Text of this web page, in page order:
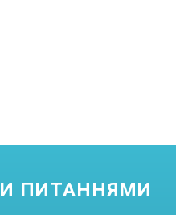
ПИТАННЯМИ